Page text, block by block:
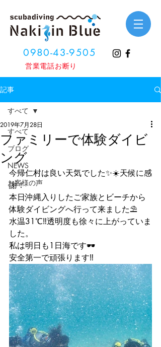
0980-43-9505
​営業電話お断り
記事
すべて
ブログ
NEWS
お客様の声
すべて
ファミリーで体験ダイビ
ング
2019年7月28日
今帰仁村は良い天気でした✨☀️天候に感
謝！
本日沖縄入りしたご家族とビーチから
体験ダイビングへ行って来ました⛱
水温31℃‼️透明度も徐々に上がっていま
した。
私は明日も1日海です🕶
安全第一で頑張ります‼️